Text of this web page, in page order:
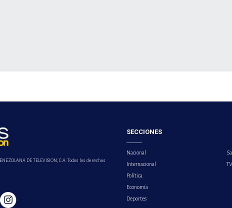
DE TELEVISION, C.A. Todos los derechos
SECCIONES
Nacional
Internacional
Política
Economía
Deportes
TV